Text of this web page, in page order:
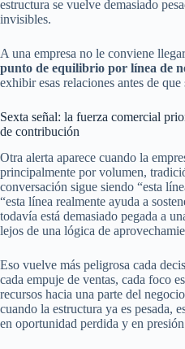
estructura se vuelve demasiado
invisibles.
A una empresa no le conviene
punto de equilibrio por línea de
exhibir esas relaciones antes de
Sexta señal: la fuerza comercial
de contribución
Otra alerta aparece cuando la
principalmente por volumen,
conversación sigue siendo “esta
“esta línea realmente ayuda a
todavía está demasiado pegada a
lejos de una lógica de
Eso vuelve más peligrosa cada
cada empuje de ventas, cada foco
recursos hacia una parte del
cuando la estructura ya es pesada,
en oportunidad perdida y en